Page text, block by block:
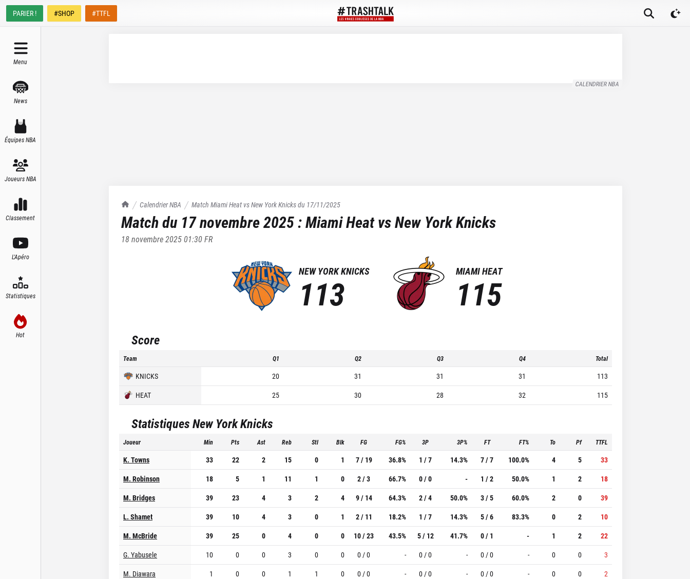
PARIER ! #SHOP #TTFL
Menu
News
Équipes NBA
Joueurs NBA
Classement
L'Apéro
Statistiques
Hot
CALENDRIER NBA
TrashTalk Actu NBA
Calendrier NBA Match Miami Heat vsNew York Knicksdu 17/11/2025
Match du 17 novembre 2025:Miami HeatvsNew York Knicks
18 novembre 2025 01:30FR
NEW YORK KNICKS
113
MIAMI HEAT
115
Score
Team Q1 Q2 Q3 Q4 Total
KNICKS 20 31 31 31
113
HEAT
25 30 28 32 115
StatistiquesNew York Knicks
Joueur Min Pts Ast Reb Stl Blk FG FG% 3P 3P% FT FT% To Pf TTFL
K. Towns 33 22 2 15 0 1 7 / 19 36.8% 1 / 7 14.3% 7 / 7 100.0% 4 5
33
M. Robinson
18 5 1 11 1 0 2 / 3 66.7% 0 / 0 - 1 / 2 50.0% 1 2
18
M. Bridges
39 23 4 3 2 4 9 / 14 64.3% 2 / 4 50.0% 3 / 5 60.0% 2 0
39
L. Shamet
39 10 4 3 0 1 2 / 11 18.2% 1 / 7 14.3% 5 / 6 83.3% 0 2
10
M. McBride
39 25 0 4 0 0 10 / 23 43.5% 5 / 12 41.7% 0 / 1 - 1 2
22
G. Yabusele
10 0 0 3 0 0 0 / 0 - 0 / 0 - 0 / 0 - 0 0
3
M. Diawara
1 0 0 1 1 0 0 / 0 - 0 / 0 - 0 / 0 - 0 0
2